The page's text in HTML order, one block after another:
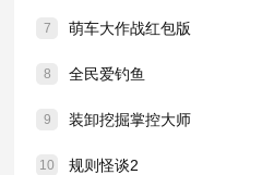
7 萌车大作战红包版
8 全民爱钓鱼
9 装卸挖掘掌控大师
10 规则怪谈2